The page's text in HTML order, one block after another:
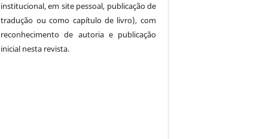
institucional, em site pessoal, publicação de
tradução ou como capítulo de livro), com
reconhecimento de autoria e publicação
inicial nesta revista.